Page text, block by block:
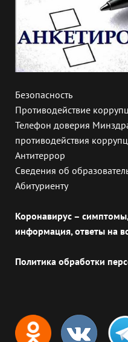
Безопасность
Противодействие
Телефон доверия
противодействия
Антитеррор
Сведения об
Абитуриенту
Коронавирус –
информация, ответы на
Политика обработки